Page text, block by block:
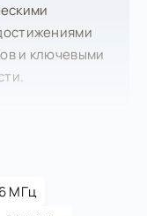
и ключевыми
МГц